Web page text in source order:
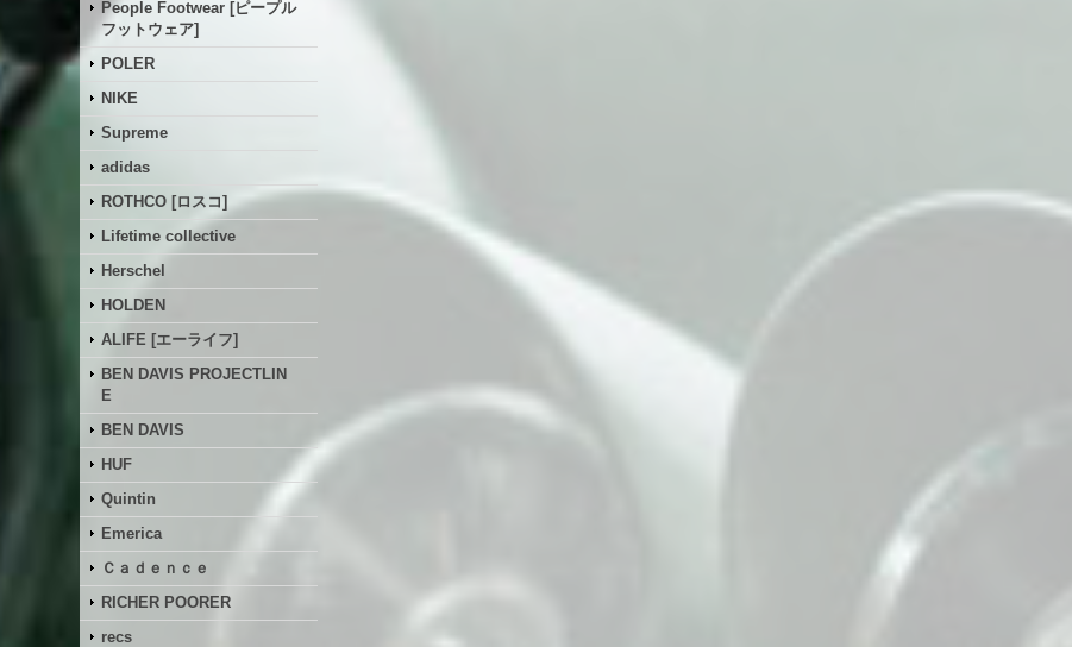
People Footwear [ピープル
フットウェア]
POLER
NIKE
Supreme
adidas
ROTHCO [ロスコ]
Lifetime collective
Herschel
HOLDEN
ALIFE [エーライフ]
BEN DAVIS PROJECTLIN
E
BEN DAVIS
HUF
Quintin
Emerica
Ｃａｄｅｎｃｅ
RICHER POORER
recs